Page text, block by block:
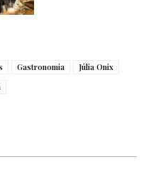
Gastronomia
Júlia Onix